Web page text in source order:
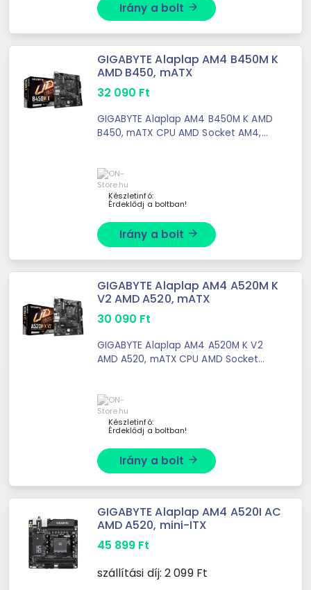
Irány a bolt arrow_forward
GIGABYTE Alaplap AM4 B450M K
AMD B450, mATX
32 090 Ft
GIGABYTE Alaplap AM4 B450M K AMD
B450, mATX CPU AMD Socket AM4,
Series Processors/ AMD Ryzen™
4000 ...
Készletinfó:
Érdeklődj a boltban!
Irány a bolt arrow_forward
GIGABYTE Alaplap AM4 A520M K
V2 AMD A520, mATX
30 090 Ft
GIGABYTE Alaplap AM4 A520M K V2
AMD A520, mATX CPU AMD Socket
5000 Series Processors/ AMD Ryzen
...
Készletinfó:
Érdeklődj a boltban!
Irány a bolt arrow_forward
GIGABYTE Alaplap AM4 A520I AC
AMD A520, mini-ITX
45 899 Ft
szállítási díj: 2 099Ft